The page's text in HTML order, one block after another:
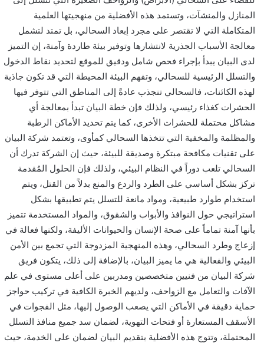
المنازل والمنشآت، وتستمد هذه الأفضلية من منهجيتها العلمية
المتكاملة التي لا تقتصر على مجرد إبعاد السحالي، بل تمتد لتشمل
معالجة الأسباب الجذرية لانتشارها وتوفير بيئة طاردة وآمنة، إن التميز
لدى البيان يبدأ بإجراء فحص شامل ودقيق للموقع لتحديد نقاط الدخول
والتسلل الرئيسية للسحالي، وتفهم البيئة المحيطة التي قد تكون جاذبة
لهذه الكائنات، فالسحالي تنجذب عادةً إلى المناطق التي تتوفر فيها
الحشرات كغذاء رئيسي، ولذلك فإن خطة البيان تبدأ بمعالجة أي
مشاكل محتملة للحشرات الأخرى، كما يتم تحديد الأماكن الرطبة
والمظلمة والمخفية التي تتخذها السحالي كمأوى، وتعتمد شركة البيان
على تقنيات مكافحة مبتكرة وصديقة للبيئة، حيث إن الشركة تدرك أن
السحالي تلعب دوراً في النظام البيئي، ولذلك فإن الحلول المُقدمة
تركز بشكل أساسي على الطرد والردع والمنع بدلاً من القتل، ويتم
استخدام طوارد طبيعية، ومواد مانعة للتسلل يتم تطبيقها بشكل
استراتيجي حول النوافذ والأبواب والشقوق، والمواد المستخدمة تتميز
بأنها آمنة تماماً على صحة الإنسان والحيوانات الأليفة، ولكنها فعالة في
إزعاج وطرد السحالي، وهذه المنهجية المزدوجة التي تجمع بين الأمن
البيئي والفعالية هي ما يميز البيان، بالإضافة إلى ذلك، يتكون فريق
شركة البيان من فنيين متخصصين ومدربين على أعلى مستوى في علم
الآفات والتعامل مع الزواحف، ولديهم الخبرة الكافية في تركيب حواجز
حماية دقيقة في الأماكن التي يصعب الوصول إليها، مثل الفجوات في
الأسقف المستعارة أو فتحات التهوية، لضمان سد جميع منافذ التسلل
المحتملة، وتتوج هذه الأفضلية بتقديم البيان لضمان على الخدمة، حيث